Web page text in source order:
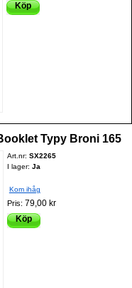
Köp
Typy Broni 165
Art.nr: SX2265
I lager: Ja
Kom ihåg
Pris: 79,00 kr
Köp